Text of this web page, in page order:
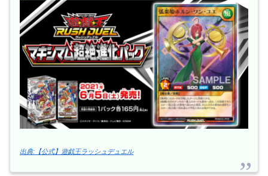
出典:【公式】遊戯王ラッシュデュエル